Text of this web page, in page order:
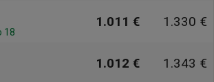
18
1.011 € 1.330 €
1.012 € 1.343 €